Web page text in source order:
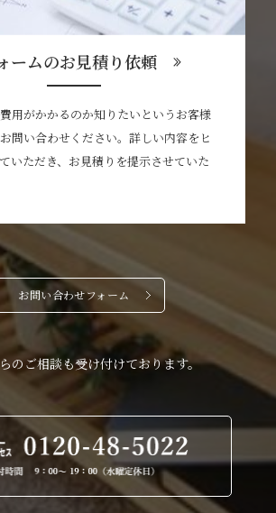
ームのお見積り依頼
用がかかるのか知りたいというお客様
問い合わせください。詳しい内容をヒ
いただき、お見積りを提示させていた
お問い合わせフォーム
のご相談も受け付けております。